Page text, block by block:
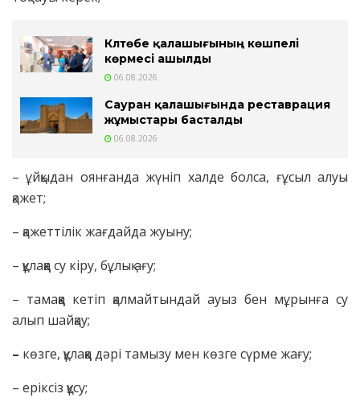
Күлтөбе қалашығының көшпелі
көрмесі ашылды
06.08.2026
Сауран қалашығында реставрация
жұмыстары басталды
06.08.2026
– ұйқыдан оянғанда жүніп халде болса, ғұсыл алуы
қажет;
– қажеттілік жағдайда жуыну;
– құлаққа су кіру, бұлық ағу;
– тамаққа кетіп қалмайтындай ауыз бен мұрынға су
алып шайқау;
– көзге, құлаққа дәрі тамызу мен көзге сүрме жағу;
– еріксіз құсу;